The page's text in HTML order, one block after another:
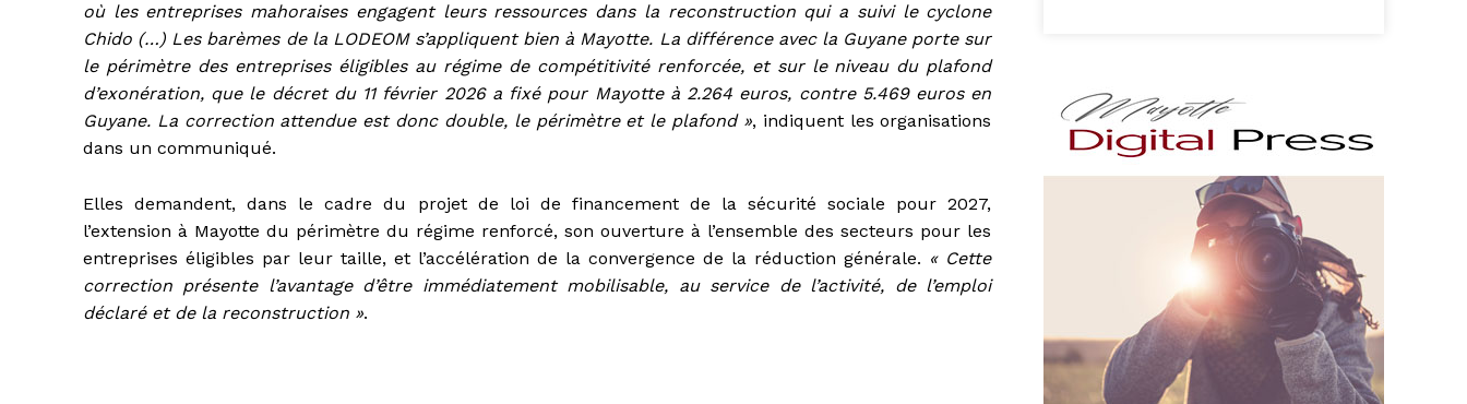
où les entreprises mahoraises engagent leurs ressources dans la reconstruction qui a suivi le cyclone
Chido (…) Les barèmes de la LODEOM s’appliquent bien à Mayotte. La différence avec la Guyane porte sur
le périmètre des entreprises éligibles au régime de compétitivité renforcée, et sur le niveau du plafond
d’exonération, que le décret du 11 février 2026 a fixé pour Mayotte à 2.264 euros, contre 5.469 euros en
Guyane. La correction attendue est donc double, le périmètre et le plafond », indiquent les organisations
dans un communiqué.
Elles demandent, dans le cadre du projet de loi de financement de la sécurité sociale pour 2027,
l’extension à Mayotte du périmètre du régime renforcé, son ouverture à l’ensemble des secteurs pour les
entreprises éligibles par leur taille, et l’accélération de la convergence de la réduction générale. « Cette
correction présente l’avantage d’être immédiatement mobilisable, au service de l’activité, de l’emploi
déclaré et de la reconstruction ».